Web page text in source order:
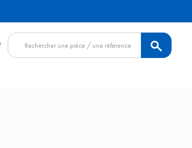
Recherche
de
produits